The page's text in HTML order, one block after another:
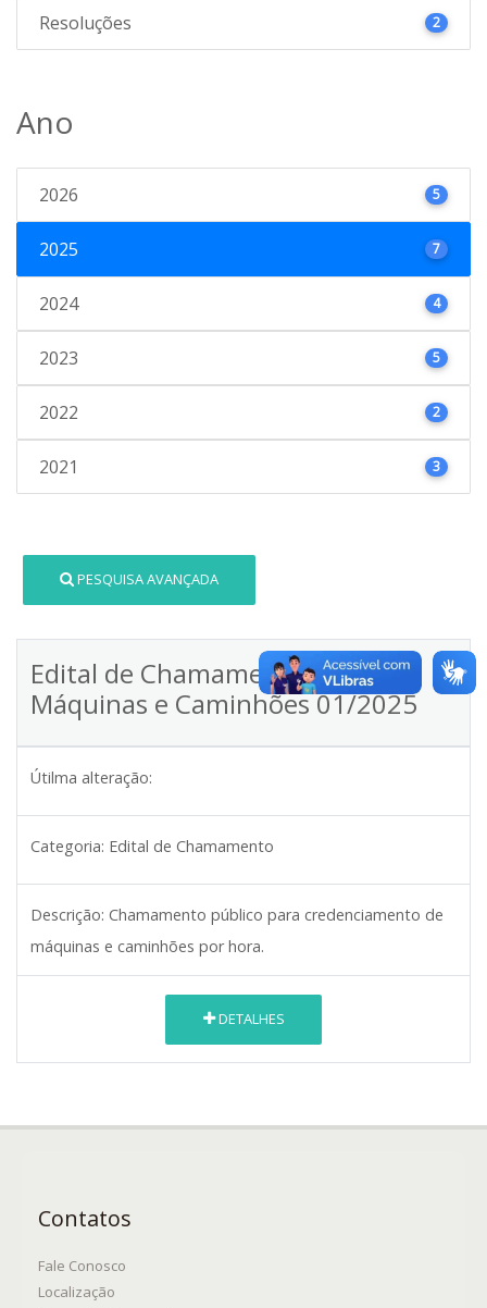
Resoluções 2
Ano
2026 5
2025 7
2024 4
2023 5
2022 2
2021 3
PESQUISA AVANÇADA
Edital de Chamamento Para
Máquinas e Caminhões 01/2025
Útilma alteração:
Categoria: Edital de Chamamento
Descrição: Chamamento público para credenciamento de
máquinas e caminhões por hora.
DETALHES
Contatos
Fale Conosco
Localização